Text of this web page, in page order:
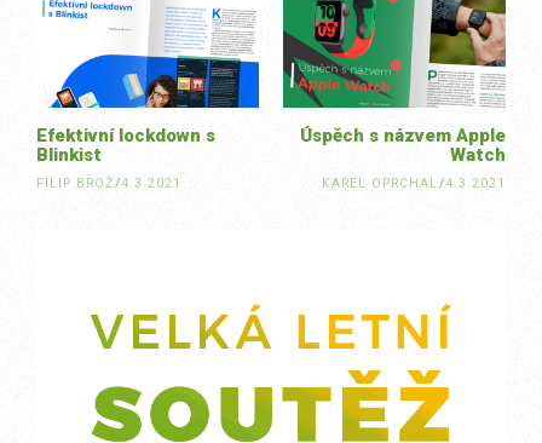
navigation
Úspěch s názvem Apple
Watch
KAREL OPRCHAL/4.3.2021
Efektivní lockdown s
Blinkist
FILIP BROŽ/4.3.2021